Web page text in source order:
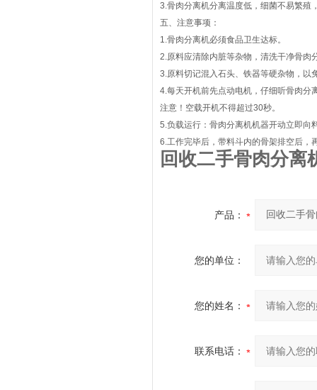
3.骨肉分离机分离温度低，细菌不易繁殖
五、注意事项：
1.骨肉分离机必须食品卫生达标。
2.原料应清除内脏等杂物，清洗干净骨肉
3.原料切记混入石头、铁器等硬杂物，以
4.每天开机前先点动电机，仔细听骨肉分
注意！空载开机不得超过30秒。
5.负载运行：骨肉分离机机器开动立即向
6.工作完毕后，带料斗内的骨架排空后，
回收二手骨肉分离
产品：
您的单位：
您的姓名：
联系电话：